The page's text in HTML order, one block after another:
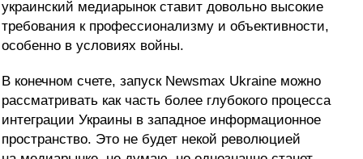
украинский медиарынок ставит довольно высокие
требования к профессионализму и объективности,
особенно в условиях войны.
В конечном счете, запуск Newsmax Ukraine можно
рассматривать как часть более глубокого процесса
интеграции Украины в западное информационное
пространство. Это не будет некой революцией